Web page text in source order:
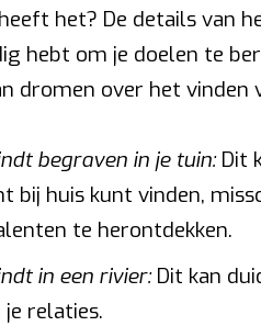
het? De details van
hebt om je doelen te
dromen over het vinden
begraven in je tuin:Dit
bij huis kunt vinden,
te herontdekken.
in een rivier:Dit kan
relaties.